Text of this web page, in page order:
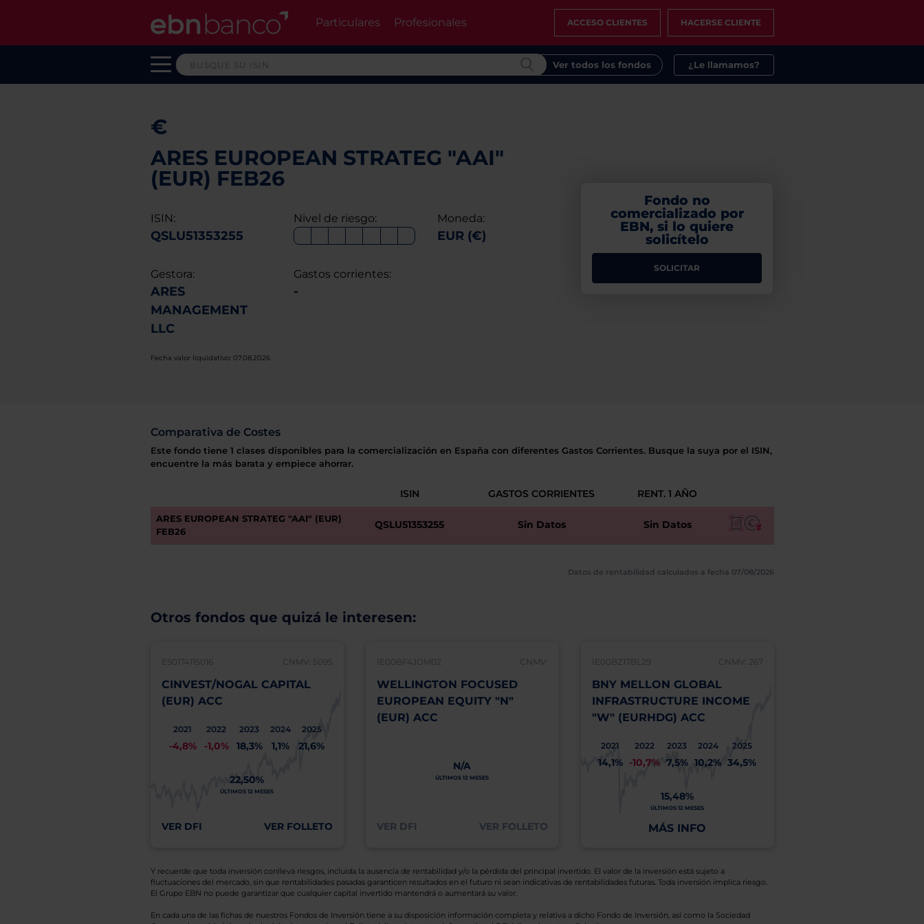
Particulares Profesionales ACCESO CLIENTES HACERSE CLIENTE
Ver todos los fondos ¿Le llamamos?
€
ARES EUROPEAN STRATEG "AAI"
(EUR) FEB26
ISIN:
QSLU51353255
Nivel de riesgo: Moneda:
EUR (€)
Gestora:
ARES
MANAGEMENT
LLC
Gastos corrientes:
-
Fecha valor liquidativo: 07.08.2026
Fondo no
comercializado por
EBN, si lo quiere
solicítelo
SOLICITAR
Comparativa de Costes
Este fondo tiene 1 clases disponibles para la comercialización en España con diferentes Gastos Corrientes. Busque la suya por el ISIN,
encuentre la más barata y empiece ahorrar.
ISIN GASTOS CORRIENTES RENT. 1 AÑO
ARES EUROPEAN STRATEG "AAI" (EUR)
FEB26
QSLU51353255 Sin Datos Sin Datos
Datos de rentabilidad calculados a fecha 07/08/2026
Otros fondos que quizá le interesen:
ES0174115016 CNMV: 5095
CINVEST/NOGAL CAPITAL
(EUR) ACC
2021
-4,8%
2022
-1,0%
2023
18,3%
2024
1,1%
2025
21,6%
22,50%
ÚLTIMOS 12 MESES
VER DFI VER FOLLETO
IE00BF4JDM02 CNMV:
WELLINGTON FOCUSED
EUROPEAN EQUITY "N"
(EUR) ACC
N/A
ÚLTIMOS 12 MESES
VER DFI VER FOLLETO
IE00BZ17BL29 CNMV: 267
BNY MELLON GLOBAL
INFRASTRUCTURE INCOME
"W" (EURHDG) ACC
2021
14,1%
2022
-10,7%
2023
7,5%
2024
10,2%
2025
34,5%
15,48%
ÚLTIMOS 12 MESES
MÁS INFO
Y recuerde que toda inversión conlleva riesgos, incluida la ausencia de rentabilidad y/o la pérdida del principal invertido. El valor de la inversión está sujeto a
fluctuaciones del mercado, sin que rentabilidades pasadas garanticen resultados en el futuro ni sean indicativas de rentabilidades futuras. Toda inversión implica riesgo.
El Grupo EBN no puede garantizar que cualquier capital invertido mantendrá o aumentará su valor.
En cada una de las fichas de nuestros Fondos de Inversión tiene a su disposición información completa y relativa a dicho Fondo de Inversión, así como la Sociedad